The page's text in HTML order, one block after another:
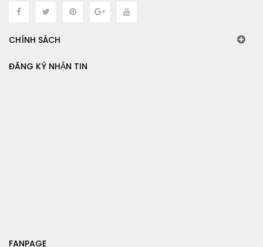
CHÍNH SÁCH
ĐĂNG KÝ NHẬN TIN
FANPAGE